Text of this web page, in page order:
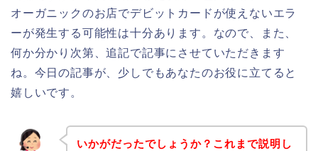
オーガニックのお店でデビットカードが使えないエラ
ーが発生する可能性は十分あります。なので、また、
何か分かり次第、追記で記事にさせていただきます
ね。今日の記事が、少しでもあなたのお役に立てると
嬉しいです。
いかがだったでしょうか？これまで説明し